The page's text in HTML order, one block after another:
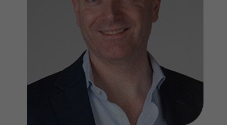
Bezoektijden
Wijzigen patiëntgegevens